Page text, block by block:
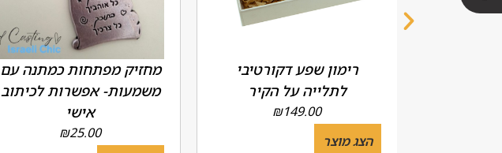
רימון שפע דקורטיבי
לתלייה על הקיר
₪149.00
הצג מוצר
מחזיק מפתחות כמתנה עם
משמעות- אפשרות לכיתוב
אישי
₪25.00